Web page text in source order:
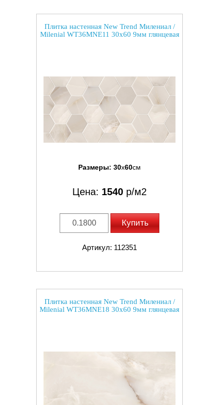
Плитка настенная New Trend Милениал /
Milenial WT36MNE11 30x60 9мм глянцевая
Размеры: 30x60см
Цена: 1540 р/м2
Купить
Артикул: 112351
Плитка настенная New Trend Милениал /
Milenial WT36MNE18 30x60 9мм глянцевая